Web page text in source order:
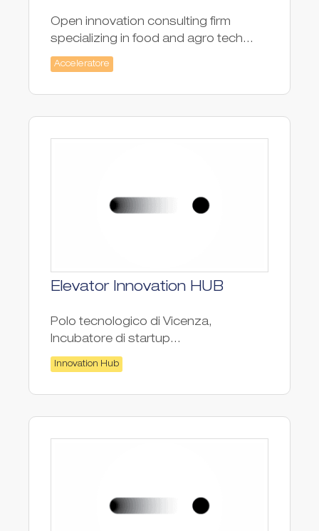
Open innovation consulting firm
specializing in food and agro tech...
Acceleratore
Elevator Innovation HUB
Polo tecnologico di Vicenza,
Incubatore di startup...
Innovation Hub